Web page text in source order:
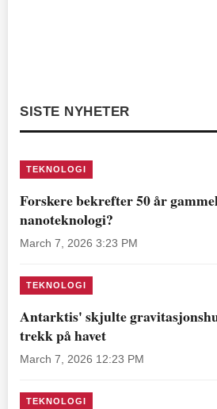
SISTE NYHETER
TEKNOLOGI
Forskere bekrefter 50 år
nanoteknologi?
March 7, 2026 3:23 PM
TEKNOLOGI
Antarktis' skjulte
trekk på havet
March 7, 2026 12:23 PM
TEKNOLOGI